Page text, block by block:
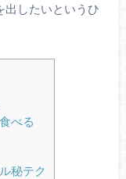
出したいというひ
べる
秘テク